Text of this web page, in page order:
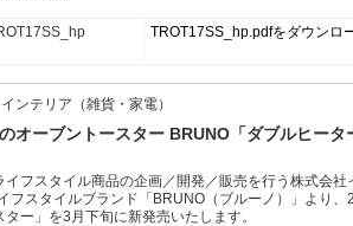
TROT17SS_hp.pdfをダウンロ
ンテリア（雑貨・家電）
オーブントースター BRUNO「ダブルヒータ
イフスタイル商品の企画／開発／販売を行う株式会
フスタイルブランド「BRUNO（ブルーノ）」より
ター」を3月下旬に新発売いたします。